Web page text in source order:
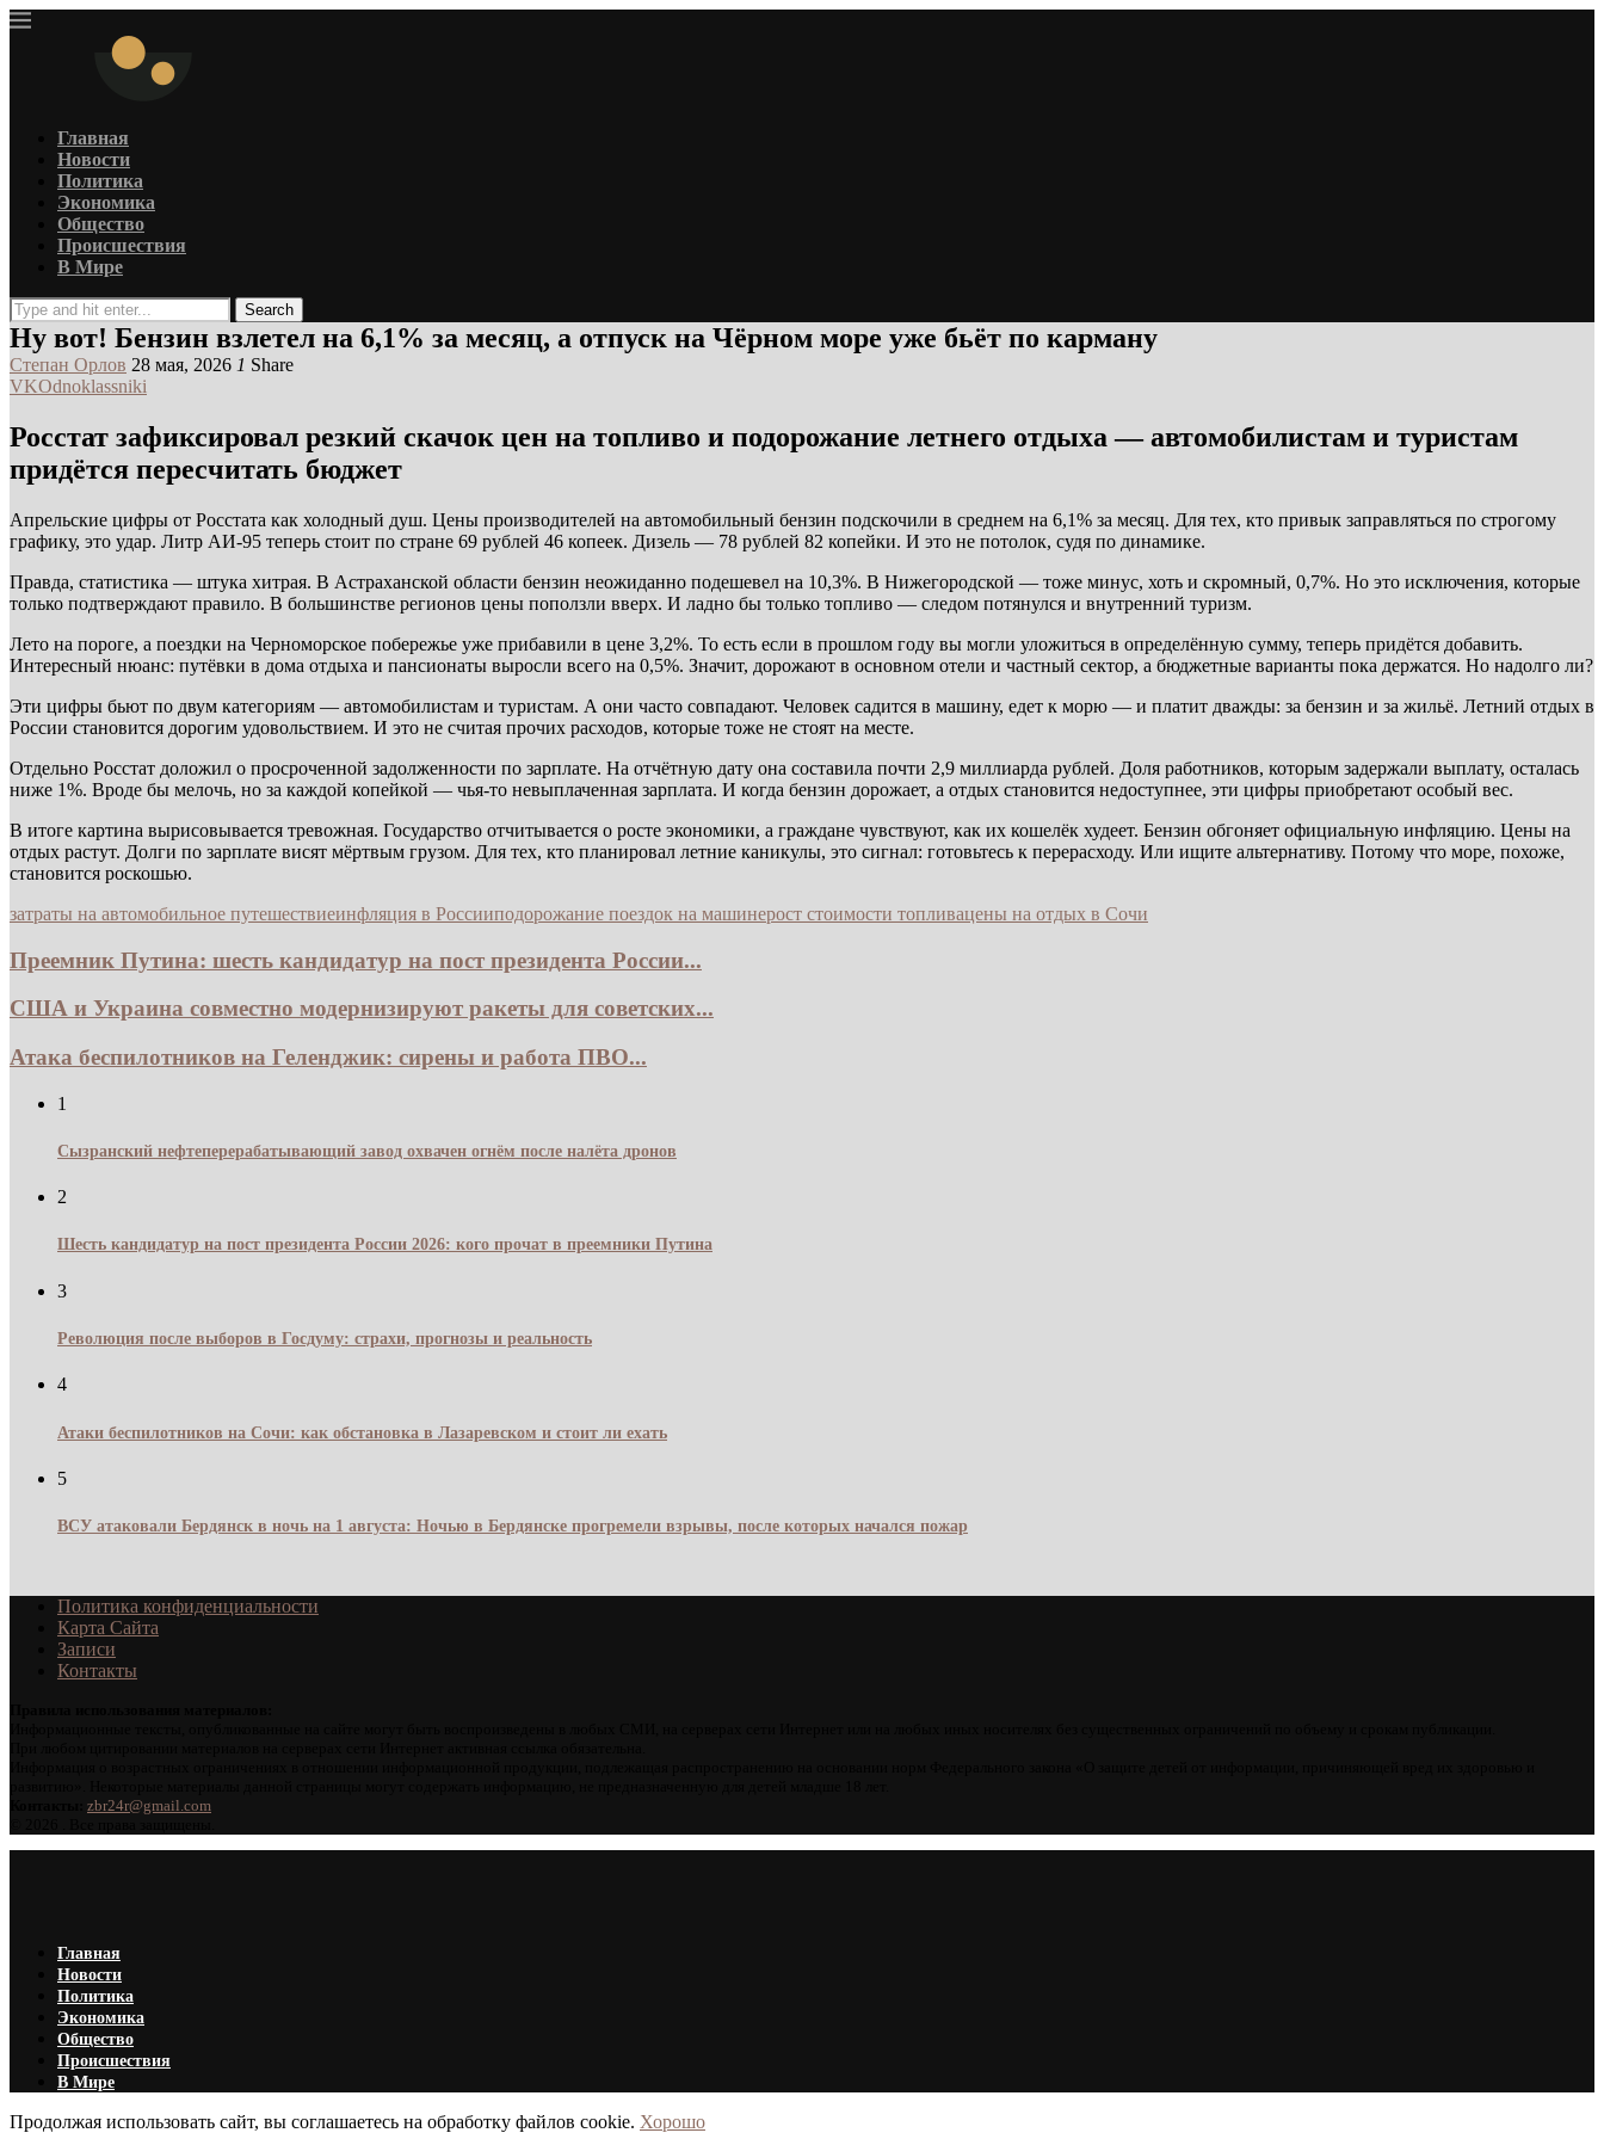
Главная
Новости
Политика
Экономика
Общество
Происшествия
В Мире
Search
Ну вот! Бензин взлетел на 6,1% за месяц, а отпуск на Чёрном море уже бьёт по карману
Степан Орлов 28 мая, 2026 1 Share
VKOdnoklassniki
Росстат зафиксировал резкий скачок цен на топливо и подорожание летнего отдыха — автомобилистам и туристам
придётся пересчитать бюджет
Апрельские цифры от Росстата как холодный душ. Цены производителей на автомобильный бензин подскочили в среднем на 6,1% за месяц. Для тех, кто привык заправляться по строгому
графику, это удар. Литр АИ-95 теперь стоит по стране 69 рублей 46 копеек. Дизель — 78 рублей 82 копейки. И это не потолок, судя по динамике.
Правда, статистика — штука хитрая. В Астраханской области бензин неожиданно подешевел на 10,3%. В Нижегородской — тоже минус, хоть и скромный, 0,7%. Но это исключения, которые
только подтверждают правило. В большинстве регионов цены поползли вверх. И ладно бы только топливо — следом потянулся и внутренний туризм.
Лето на пороге, а поездки на Черноморское побережье уже прибавили в цене 3,2%. То есть если в прошлом году вы могли уложиться в определённую сумму, теперь придётся добавить.
Интересный нюанс: путёвки в дома отдыха и пансионаты выросли всего на 0,5%. Значит, дорожают в основном отели и частный сектор, а бюджетные варианты пока держатся. Но надолго ли?
Эти цифры бьют по двум категориям — автомобилистам и туристам. А они часто совпадают. Человек садится в машину, едет к морю — и платит дважды: за бензин и за жильё. Летний отдых в
России становится дорогим удовольствием. И это не считая прочих расходов, которые тоже не стоят на месте.
Отдельно Росстат доложил о просроченной задолженности по зарплате. На отчётную дату она составила почти 2,9 миллиарда рублей. Доля работников, которым задержали выплату, осталась
ниже 1%. Вроде бы мелочь, но за каждой копейкой — чья-то невыплаченная зарплата. И когда бензин дорожает, а отдых становится недоступнее, эти цифры приобретают особый вес.
В итоге картина вырисовывается тревожная. Государство отчитывается о росте экономики, а граждане чувствуют, как их кошелёк худеет. Бензин обгоняет официальную инфляцию. Цены на
отдых растут. Долги по зарплате висят мёртвым грузом. Для тех, кто планировал летние каникулы, это сигнал: готовьтесь к перерасходу. Или ищите альтернативу. Потому что море, похоже,
становится роскошью.
затраты на автомобильное путешествиеинфляция в Россииподорожание поездок на машинерост стоимости топливацены на отдых в Сочи
Преемник Путина: шесть кандидатур на пост президента России...
США и Украина совместно модернизируют ракеты для советских...
Атака беспилотников на Геленджик: сирены и работа ПВО...
1
Сызранский нефтеперерабатывающий завод охвачен огнём после налёта дронов
2
Шесть кандидатур на пост президента России 2026: кого прочат в преемники Путина
3
Революция после выборов в Госдуму: страхи, прогнозы и реальность
4
Атаки беспилотников на Сочи: как обстановка в Лазаревском и стоит ли ехать
5
ВСУ атаковали Бердянск в ночь на 1 августа: Ночью в Бердянске прогремели взрывы, после которых начался пожар
Политика конфиденциальности
Карта Сайта
Записи
Контакты
zbr24r@gmail.com
Главная
Новости
Политика
Экономика
Общество
Происшествия
В Мире
Продолжая использовать сайт, вы соглашаетесь на обработку файлов cookie. Хорошо